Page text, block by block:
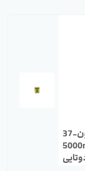
باتری-لیتیوم-یون-37v-سایز-26650-
5000mah-مارک-fxhw-شیرینگ-